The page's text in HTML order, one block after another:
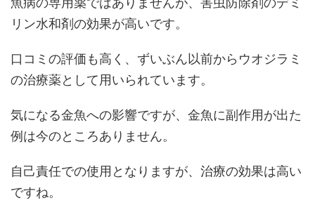
リン水和剤の効果が高いです。
口コミの評価も高く、ずいぶん以前からウオジラミ
の治療薬として用いられています。
気になる金魚への影響ですが、金魚に副作用が出た
例は今のところありません。
自己責任での使用となりますが、治療の効果は高い
ですね。